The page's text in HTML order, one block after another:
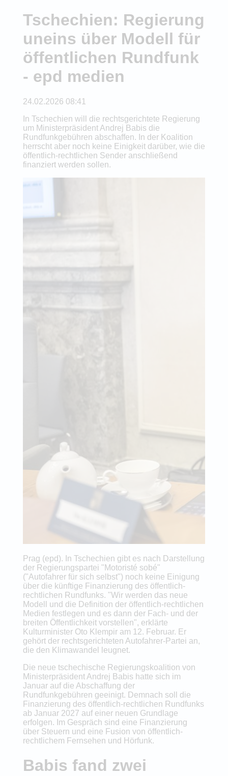
Tschechien: Regierung
uneins über Modell für
öffentlichen Rundfunk
- epd medien
24.02.2026 08:41
In Tschechien will die rechtsgerichtete Regierung
um Ministerpräsident Andrej Babis die
Rundfunkgebühren abschaffen. In der Koalition
herrscht aber noch keine Einigkeit darüber, wie die
öffentlich-rechtlichen Sender anschließend
finanziert werden sollen.
Prag (epd). In Tschechien gibt es nach Darstellung
der Regierungspartei "Motoristé sobé"
("Autofahrer für sich selbst") noch keine Einigung
über die künftige Finanzierung des öffentlich-
rechtlichen Rundfunks. "Wir werden das neue
Modell und die Definition der öffentlich-rechtlichen
Medien festlegen und es dann der Fach- und der
breiten Öffentlichkeit vorstellen", erklärte
Kulturminister Oto Klempir am 12. Februar. Er
gehört der rechtsgerichteten Autofahrer-Partei an,
die den Klimawandel leugnet.
Die neue tschechische Regierungskoalition von
Ministerpräsident Andrej Babis hatte sich im
Januar auf die Abschaffung der
Rundfunkgebühren geeinigt. Demnach soll die
Finanzierung des öffentlich-rechtlichen Rundfunks
ab Januar 2027 auf einer neuen Grundlage
erfolgen. Im Gespräch sind eine Finanzierung
über Steuern und eine Fusion von öffentlich-
rechtlichem Fernsehen und Hörfunk.
Babis fand zwei